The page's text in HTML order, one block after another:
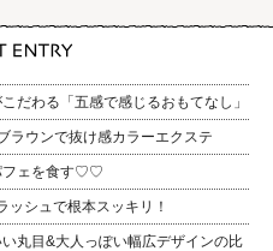
だわる「五感で感じるおもてなし」
ラウンで抜け感カラーエクステ
フェを食す♡♡
ッシュで根本スッキリ！
丸目&大人っぽい幅広デザインの比